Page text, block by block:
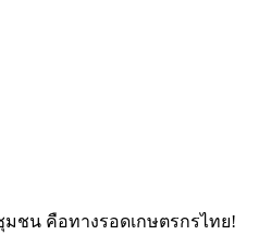
ชน คือทางรอดเกษตรกรไทย!